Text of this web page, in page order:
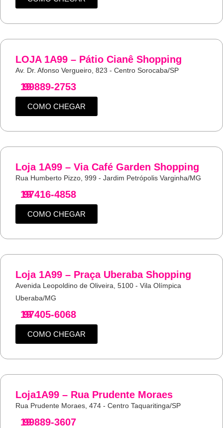
LOJA 1A99 – Pátio Cianê Shopping
Av. Dr. Afonso Vergueiro, 823 - Centro Sorocaba/SP
19
99889-2753
COMO CHEGAR
Loja 1A99 – Via Café Garden Shopping
Rua Humberto Pizzo, 999 - Jardim Petrópolis Varginha/MG
19
97416-4858
COMO CHEGAR
Loja 1A99 – Praça Uberaba Shopping
Avenida Leopoldino de Oliveira, 5100 - Vila Olímpica
Uberaba/MG
19
97405-6068
COMO CHEGAR
Loja1A99 – Rua Prudente Moraes
Rua Prudente Moraes, 474 - Centro Taquaritinga/SP
19
99889-3607